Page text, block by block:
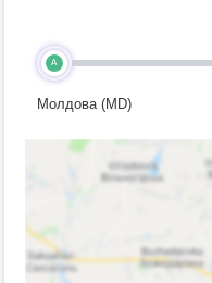
A
Молдова (MD)